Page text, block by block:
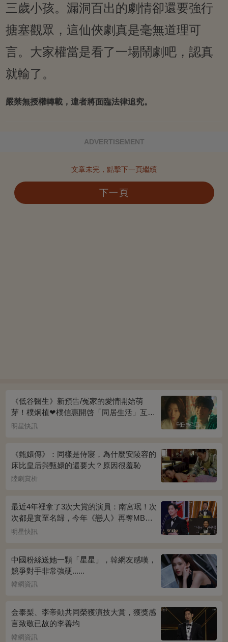
三歲小孩。漏洞百出的劇情卻還要強行
搪塞觀眾，這仙俠劇真是毫無道理可
言。大家權當是看了一場鬧劇吧，認真
就輸了。
嚴禁無授權轉載，違者將面臨法律追究。
ADVERTISEMENT
文章未完，點擊下一頁繼續
下一頁
《低谷醫生》新預告/冤家的愛情開始萌
芽！樸炯植❤樸信惠開啓「同居生活」互相
共鳴、安慰~
明星快訊
《甄嬛傳》：同樣是侍寢，為什麼安陵容的
床比皇后與甄嬛的還要大？原因很羞恥
陸劇賞析
最近4年裡拿了3次大賞的演員：南宮珉！次
次都是實至名歸，今年《戀人》再奪MBC
演技大賞
明星快訊
中國粉絲送她一顆「星星」，韓網友感嘆，
競爭對手非常強硬......
韓網資訊
金泰梨、李帝勛共同榮獲演技大賞，獲獎感
言致敬已故的李善均
韓網資訊